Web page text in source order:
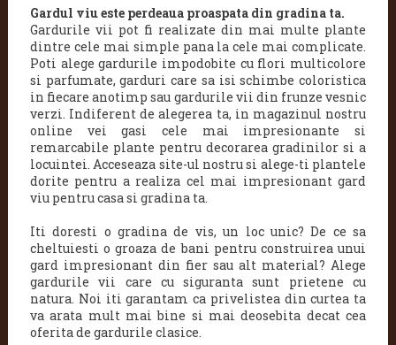
Gardul viu este perdeaua proaspata din gradina ta.
Gardurile vii pot fi realizate din mai multe plante
dintre cele mai simple pana la cele mai complicate.
Poti alege gardurile impodobite cu flori multicolore
si parfumate, garduri care sa isi schimbe coloristica
in fiecare anotimp sau gardurile vii din frunze vesnic
verzi. Indiferent de alegerea ta, in magazinul nostru
online vei gasi cele mai impresionante si
remarcabile plante pentru decorarea gradinilor si a
locuintei. Acceseaza site-ul nostru si alege-ti plantele
dorite pentru a realiza cel mai impresionant gard
viu pentru casa si gradina ta.
Iti doresti o gradina de vis, un loc unic? De ce sa
cheltuiesti o groaza de bani pentru construirea unui
gard impresionant din fier sau alt material? Alege
gardurile vii care cu siguranta sunt prietene cu
natura. Noi iti garantam ca privelistea din curtea ta
va arata mult mai bine si mai deosebita decat cea
oferita de gardurile clasice.